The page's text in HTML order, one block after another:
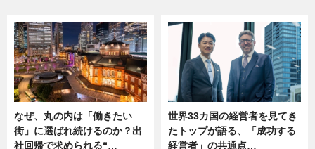
なぜ、丸の内は「働きたい
街」に選ばれ続けるのか？出
社回帰で求められる“…
世界33カ国の経営者を見てき
たトップが語る、「成功する
経営者」の共通点…